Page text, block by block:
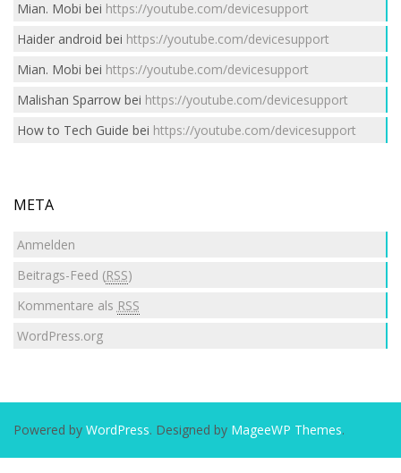
Mian. Mobi bei https://youtube.com/devicesupport
Haider android bei https://youtube.com/devicesupport
Mian. Mobi bei https://youtube.com/devicesupport
Malishan Sparrowbei https://youtube.com/devicesupport
How to Tech Guide bei https://youtube.com/devicesupport
META
Anmelden
Beitrags-Feed (RSS)
Kommentare als RSS
WordPress.org
Powered by WordPress. Designed by MageeWP Themes.